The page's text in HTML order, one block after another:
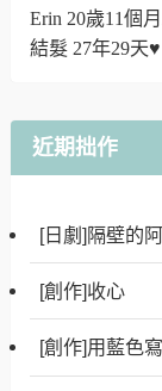
Erin 20歲11個
結髮 27年29天♥
近期拙作
[日劇]隔壁的
[創作]收心
[創作]用藍色